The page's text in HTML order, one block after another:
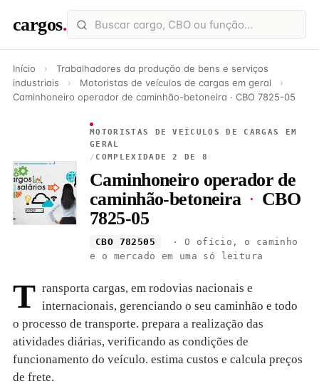
cargos.
Início ›
Trabalhadores da produção de bens e serviços
industriais
› Motoristas de veículos de cargas em geral
›
Caminhoneiro operador de caminhão-betoneira · CBO 7825-05
MOTORISTAS DE VEÍCULOS DE CARGAS EM
GERAL
/ COMPLEXIDADE 2 DE 8
Caminhoneiro operador de
caminhão-betoneira · CBO
7825-05
CBO 782505
· O ofício, o caminho
e o mercado em uma só leitura
T ransporta cargas, em rodovias nacionais e
internacionais, gerenciando o seu caminhão e todo
o processo de transporte. prepara a realização das
atividades diárias, verificando as condições de
funcionamento do veículo. estima custos e calcula preços
de frete.